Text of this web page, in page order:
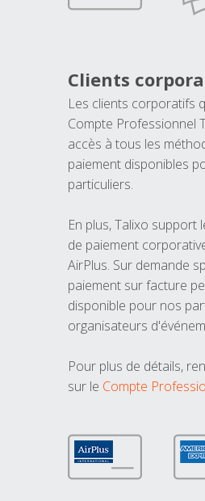
Clients
Les clients corporatifs
Compte Professionnel
accès à tous les
paiement disponibles
particuliers.
En plus, Talixo support
de paiement
AirPlus. Sur demande
paiement sur facture
disponible pour nos
organisateurs
Pour plus de détails,
sur le Compte